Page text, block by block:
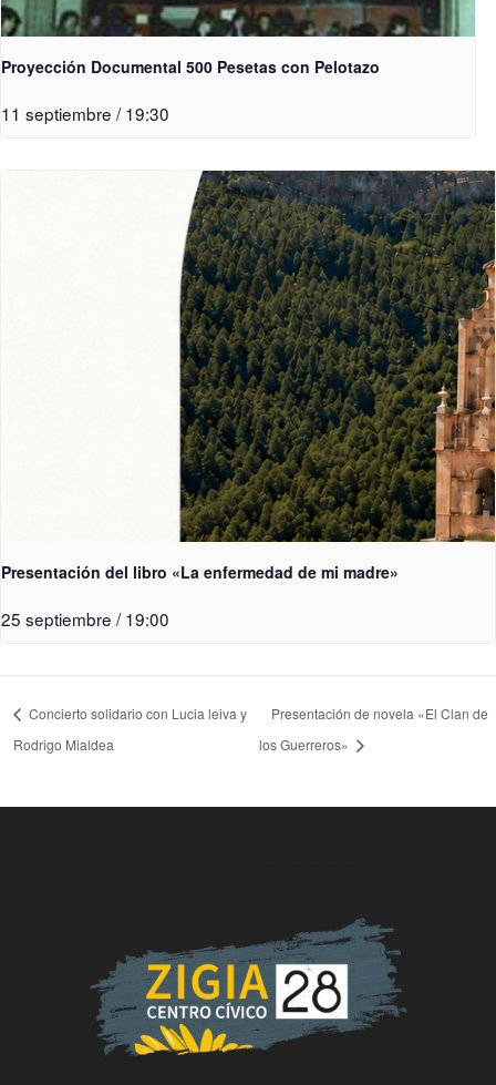
Proyección Documental 500 Pesetas con Pelotazo
11 septiembre / 19:30
Presentación del libro «La enfermedad de mi madre»
25 septiembre / 19:00
Concierto solidario con Lucia leiva y
Rodrigo Mialdea
Presentación de novela «El Clan de
los Guerreros»